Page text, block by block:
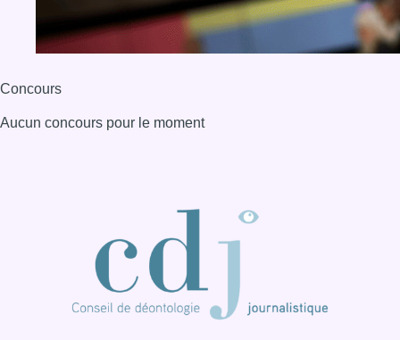
Concours
Aucun concours pour le moment